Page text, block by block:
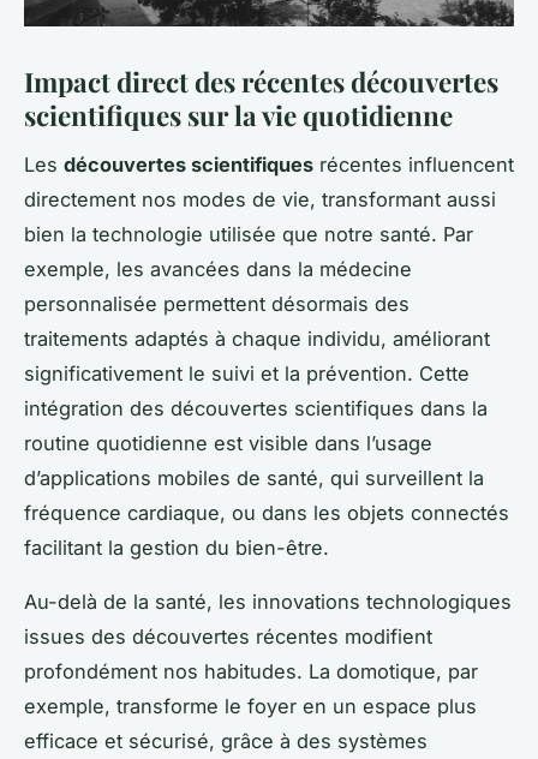
Impact direct des récentes découvertes
scientifiques sur la vie quotidienne
Les découvertes scientifiques récentes influencent
directement nos modes de vie, transformant aussi
bien la technologie utilisée que notre santé. Par
exemple, les avancées dans la médecine
personnalisée permettent désormais des
traitements adaptés à chaque individu, améliorant
significativement le suivi et la prévention. Cette
intégration des découvertes scientifiques dans la
routine quotidienne est visible dans l’usage
d’applications mobiles de santé, qui surveillent la
fréquence cardiaque, ou dans les objets connectés
facilitant la gestion du bien-être.
Au-delà de la santé, les innovations technologiques
issues des découvertes récentes modifient
profondément nos habitudes. La domotique, par
exemple, transforme le foyer en un espace plus
efficace et sécurisé, grâce à des systèmes